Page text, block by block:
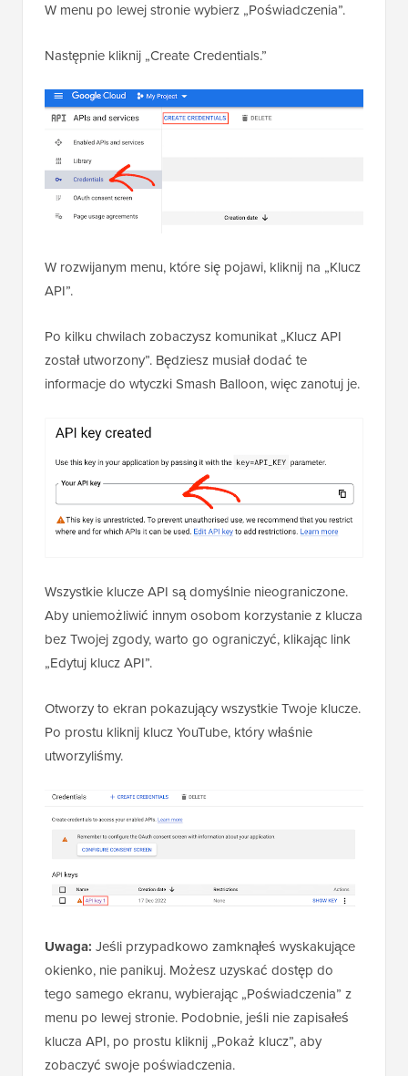
W menu po lewej stronie wybierz „Poświadczenia”.
Następnie kliknij „Create Credentials.”
W rozwijanym menu, które się pojawi, kliknij na „Klucz
API”.
Po kilku chwilach zobaczysz komunikat „Klucz API
został utworzony”. Będziesz musiał dodać te
informacje do wtyczki Smash Balloon, więc zanotuj je.
Wszystkie klucze API są domyślnie nieograniczone.
Aby uniemożliwić innym osobom korzystanie z klucza
bez Twojej zgody, warto go ograniczyć, klikając link
„Edytuj klucz API”.
Otworzy to ekran pokazujący wszystkie Twoje klucze.
Po prostu kliknij klucz YouTube, który właśnie
utworzyliśmy.
Uwaga: Jeśli przypadkowo zamknąłeś wyskakujące
okienko, nie panikuj. Możesz uzyskać dostęp do
tego samego ekranu, wybierając „Poświadczenia” z
menu po lewej stronie. Podobnie, jeśli nie zapisałeś
klucza API, po prostu kliknij „Pokaż klucz”, aby
zobaczyć swoje poświadczenia.